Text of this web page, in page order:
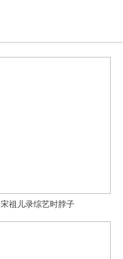
宋祖儿录综艺时脖子